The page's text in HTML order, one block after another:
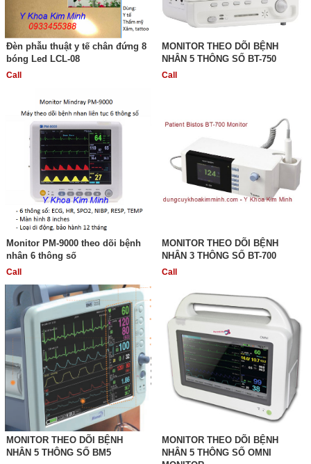
Đèn phẫu thuật y tế chân đứng 8
bóng Led LCL-08
Call
MONITOR THEO DÕI BỆNH
NHÂN 5 THÔNG SỐ BT-750
Call
Monitor PM-9000 theo dõi bệnh
nhân 6 thông số
Call
MONITOR THEO DÕI BỆNH
NHÂN 3 THÔNG SỐ BT-700
Call
MONITOR THEO DÕI BỆNH
NHÂN 5 THÔNG SỐ BM5
MONITOR THEO DÕI BỆNH
NHÂN 5 THÔNG SỐ OMNI